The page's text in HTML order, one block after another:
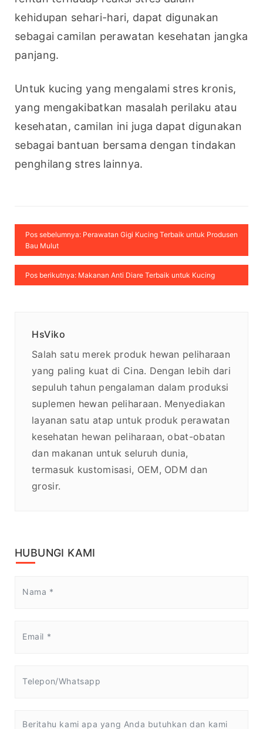
kehidupan sehari-hari, dapat digunakan
sebagai camilan perawatan kesehatan jangka
panjang.
Untuk kucing yang mengalami stres kronis,
yang mengakibatkan masalah perilaku atau
kesehatan, camilan ini juga dapat digunakan
sebagai bantuan bersama dengan tindakan
penghilang stres lainnya.
Pos sebelumnya: Perawatan Gigi Kucing Terbaik untuk Produsen
Bau Mulut
Pos berikutnya: Makanan Anti Diare Terbaik untuk Kucing
HsViko
Salah satu merek produk hewan peliharaan
yang paling kuat di Cina. Dengan lebih dari
sepuluh tahun pengalaman dalam produksi
suplemen hewan peliharaan. Menyediakan
layanan satu atap untuk produk perawatan
kesehatan hewan peliharaan, obat-obatan
dan makanan untuk seluruh dunia,
termasuk kustomisasi, OEM, ODM dan
grosir.
HUBUNGI KAMI